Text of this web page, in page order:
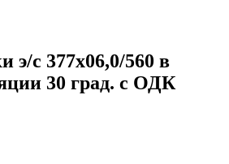
э/с 377х06,0/560 в
30 град. с ОДК